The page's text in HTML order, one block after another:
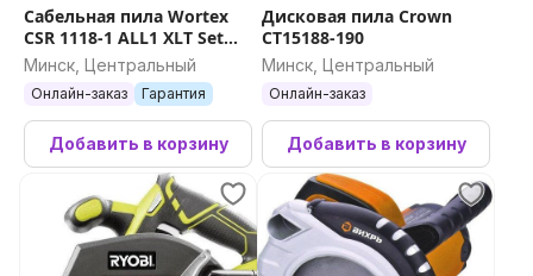
Сабельная пила Wortex
CSR 1118-1 ALL1 XLT Set
2335046 (с 1-им АКБ)
Минск, Центральный
Онлайн-заказ Гарантия
Добавить в корзину
Дисковая пила Crown
CT15188-190
Минск, Центральный
Онлайн-заказ
Добавить в корзину